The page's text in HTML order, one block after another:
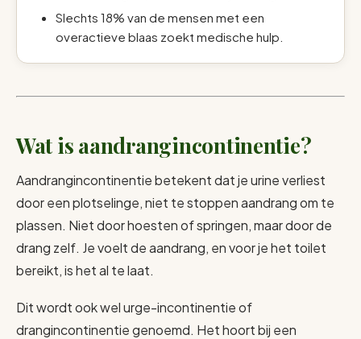
Slechts 18% van de mensen met een
overactieve blaas zoekt medische hulp.
Wat is aandrangincontinentie?
Aandrangincontinentie betekent dat je urine verliest
door een plotselinge, niet te stoppen aandrang om te
plassen. Niet door hoesten of springen, maar door de
drang zelf. Je voelt de aandrang, en voor je het toilet
bereikt, is het al te laat.
Dit wordt ook wel urge-incontinentie of
drangincontinentie genoemd. Het hoort bij een